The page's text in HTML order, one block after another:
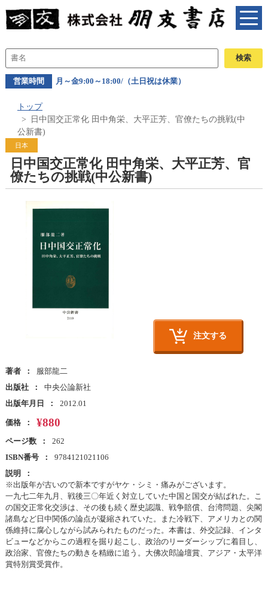
営業時間 月～金9:00～18:00/（土日祝は休業）
トップ
日中国交正常化 田中角栄、大平正芳、官僚たちの挑戦(中
公新書)
日本
日中国交正常化 田中角栄、大平正芳、官
僚たちの挑戦(中公新書)
注文する
著者
服部龍二
出版社
中央公論新社
出版年月日
2012.01
価格 ¥880
ページ数
262
ISBN番号
9784121021106
説明
※出版年が古いので新本ですがヤケ・シミ・痛みがございます。
一九七二年九月、戦後三〇年近く対立していた中国と国交が結ばれた。こ
の国交正常化交渉は、その後も続く歴史認識、戦争賠償、台湾問題、尖閣
諸島など日中関係の論点が凝縮されていた。また冷戦下、アメリカとの関
係維持に腐心しながら試みられたものだった。本書は、外交記録、インタ
ビューなどからこの過程を掘り起こし、政治のリーダーシップに着目し、
政治家、官僚たちの動きを精緻に追う。大佛次郎論壇賞、アジア・太平洋
賞特別賞受賞作。